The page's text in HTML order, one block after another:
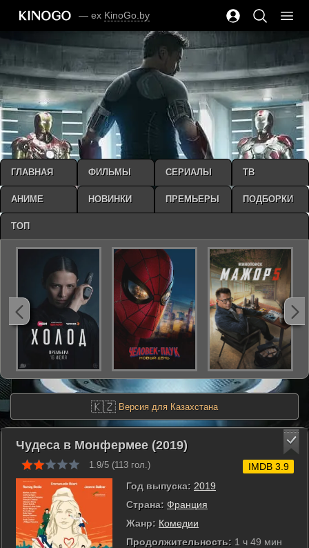
— ex KinoGo.by
🇰🇿 Версия для Казахстана
Чудеса в Монфермее (2019)
1.9/5 (113 гол.)
Год выпуска: 2019
Страна: Франция
Жанр: Комедии
Продолжительность: 1 ч 49 мин
IMDB 3.9
ГЛАВНАЯ ФИЛЬМЫ СЕРИАЛЫ ТВ
АНИМЕ НОВИНКИ ПРЕМЬЕРЫ ПОДБОРКИ
ТОП